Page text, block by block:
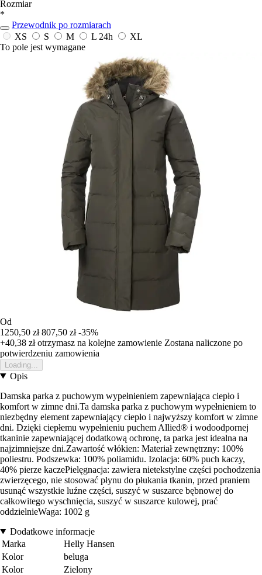
Rozmiar
*
Przewodnik po rozmiarach
XS
S M L 24h
XL
To pole jest wymagane
Od
1250,50 zł 807,50 zł -35%
+40,38 złotrzymasz na kolejne zamowienie Zostana naliczone po
potwierdzeniu zamowienia
Loading...
Opis
Damska parka z puchowym wypełnieniem zapewniająca ciepło i
komfort w zimne dni.Ta damska parka z puchowym wypełnieniem to
niezbędny element zapewniający ciepło i najwyższy komfort w zimne
dni. Dzięki ciepłemu wypełnieniu puchem Allied® i wodoodpornej
tkaninie zapewniającej dodatkową ochronę, ta parka jest idealna na
najzimniejsze dni.Zawartość włókien: Materiał zewnętrzny: 100%
poliestru. Podszewka: 100% poliamidu. Izolacja: 60% puch kaczy,
40% pierze kaczePielęgnacja: zawiera nietekstylne części pochodzenia
zwierzęcego, nie stosować płynu do płukania tkanin, przed praniem
usunąć wszystkie luźne części, suszyć w suszarce bębnowej do
całkowitego wyschnięcia, suszyć w suszarce kulowej, prać
oddzielnieWaga: 1002 g
Dodatkowe informacje
Marka
Helly Hansen
Kolor
beluga
Kolor
Zielony